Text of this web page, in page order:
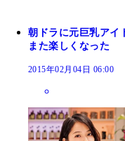
朝ドラに元巨乳アイ
また楽しくなった
2015年02月04日 06:00